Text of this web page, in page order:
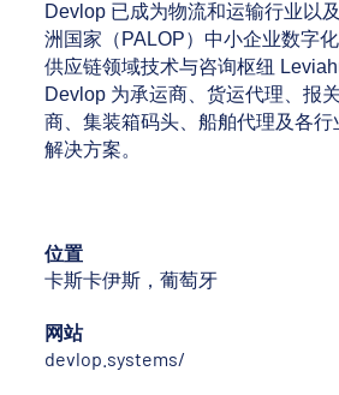
Devlop 已成为物流和运输行业以
洲国家（PALOP）中小企业数字
供应链领域技术与咨询枢纽
Devlop 为承运商、货运代理、报
商、集装箱码头、船舶代理及各
解决方案。
位置
卡斯卡伊斯，葡萄牙
网站
devlop.systems/